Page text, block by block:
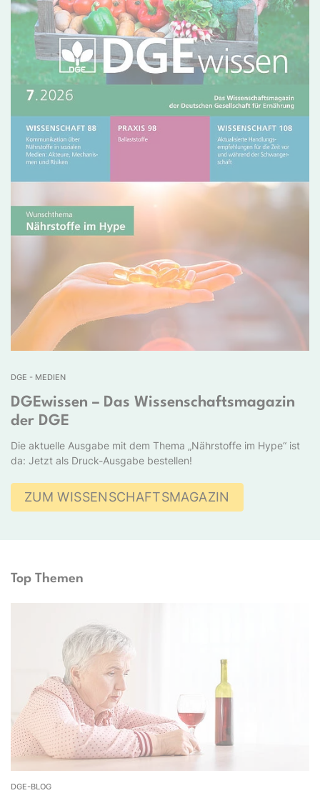
DGE - MEDIEN
DGEwissen – Das Wissenschaftsmagazin
der DGE
Die aktuelle Ausgabe mit dem Thema „Nährstoffe im Hype“ ist
da: Jetzt als Druck-Ausgabe bestellen!
ZUM WISSENSCHAFTSMAGAZIN
Top Themen
DGE-BLOG